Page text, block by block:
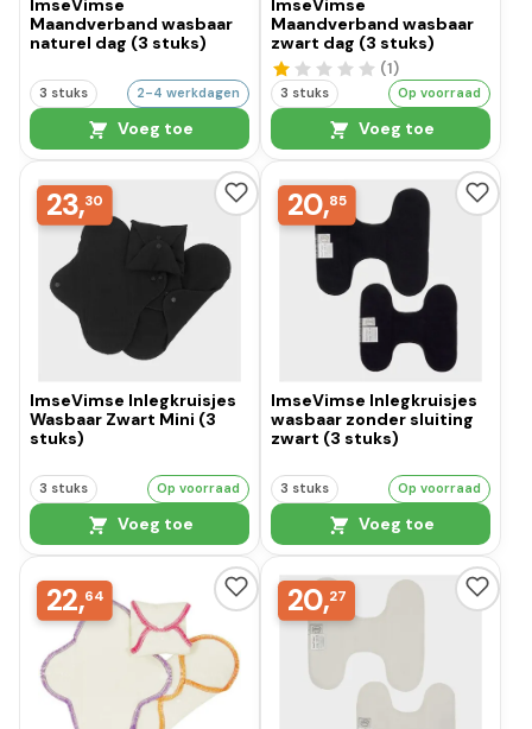
Maandverband wasbaar
naturel dag (3 stuks)
3 stuks 2-4 werkdagen
Voeg toe
Maandverband wasbaar
zwart dag (3 stuks)
(1)
3 stuks Op voorraad
Voeg toe
23,30
ImseVimse Inlegkruisjes
Wasbaar Zwart Mini (3
stuks)
3 stuks Op voorraad
Voeg toe
20,85
ImseVimse Inlegkruisjes
wasbaar zonder sluiting
zwart (3 stuks)
3 stuks Op voorraad
Voeg toe
22,64 20,27